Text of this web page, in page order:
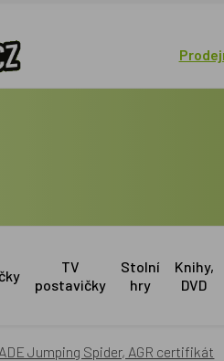
TV
postavičky
Stolní
hry
Knihy,
DVD
Jumping Spider, AGR certifikát